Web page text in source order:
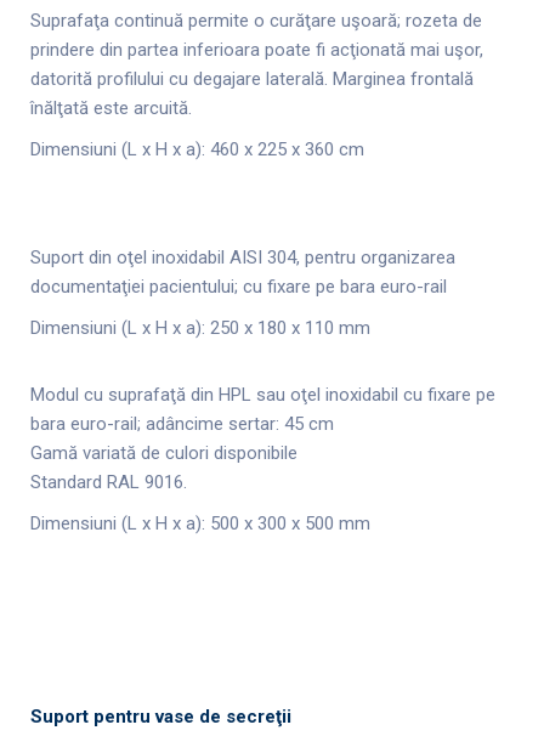
Suprafaţa continuă permite o curăţare uşoară; rozeta de
prindere din partea inferioara poate fi acţionată mai uşor,
datorită profilului cu degajare laterală. Marginea frontală
înălţată este arcuită.
Dimensiuni (L x H x a): 460 x 225 x 360 cm
Suport din oţel inoxidabil AISI 304, pentru organizarea
documentaţiei pacientului; cu fixare pe bara euro-rail
Dimensiuni (L x H x a): 250 x 180 x 110 mm
Modul cu suprafaţă din HPL sau oţel inoxidabil cu fixare pe
bara euro-rail; adâncime sertar: 45 cm
Gamă variată de culori disponibile
Standard RAL 9016.
Dimensiuni (L x H x a): 500 x 300 x 500 mm
Suport pentru vase de secreţii